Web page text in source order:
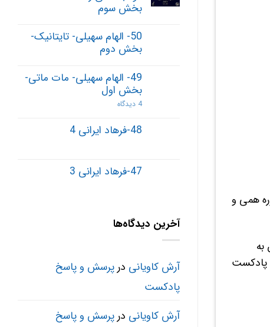
همی و
به
پادکست
بخش سوم
50- الهام سهیلی- تایتانیک-
بخش دوم
49- الهام سهیلی- مات ماتی-
بخش اول
4 دیدگاه
48-فرهاد ایرانی 4
47-فرهاد ایرانی 3
آخرین دیدگاه‌ها
آرش کاویانی در پرسش و پاسخ
پادکست
آرش کاویانی در پرسش و پاسخ